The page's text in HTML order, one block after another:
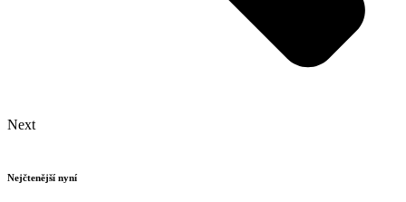
Next
Nejčtenější nyní